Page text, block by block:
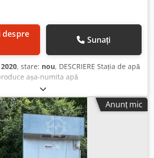
Sunați
2020, stare: nou, DESCRIERE Stația de apă
așa-numita apă
utilizând tehnologia schimbului ionic.
din 3 coloane: Schimbător de ioni
acid în circuit de sodiu, Chodofz I Srepfx
de ioni anionic puternic bazic care
de cloruri, Filtru de carbon. Stațiile
RDI-2 / RDI-4 sunt echipate cu
complet automate. Conducte Coloanele
Anunț mic